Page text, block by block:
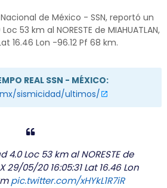
de México - SSN, reportó un
53 km al NORESTE de MIAHUATLAN,
16.46 Lon -96.12 Pf 68 km.
REAL SSN - MÉXICO:
sismicidad/ultimos/
4.0 Loc 53 km al NORESTE de
29/05/20 16:05:31 Lat 16.46 Lon
pic.twitter.com/xHYkL1R7iR